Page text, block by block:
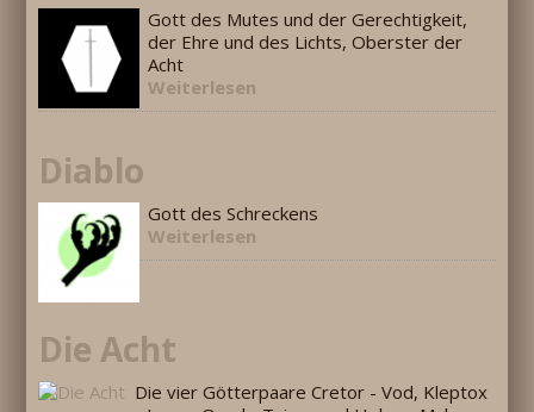
Gott des Mutes und der Gerechtigkeit,
der Ehre und des Lichts, Oberster der
Acht
Weiterlesen
Diablo
Gott des Schreckens
Weiterlesen
Die Acht
Die vier Götterpaare Cretor - Vod, Kleptox